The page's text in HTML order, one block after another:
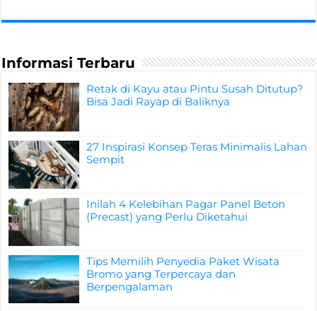
Informasi Terbaru
Retak di Kayu atau Pintu Susah Ditutup?
Bisa Jadi Rayap di Baliknya
27 Inspirasi Konsep Teras Minimalis Lahan
Sempit
Inilah 4 Kelebihan Pagar Panel Beton
(Precast) yang Perlu Diketahui
Tips Memilih Penyedia Paket Wisata
Bromo yang Terpercaya dan
Berpengalaman